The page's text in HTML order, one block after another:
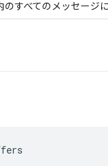
のすべてのメッセージ